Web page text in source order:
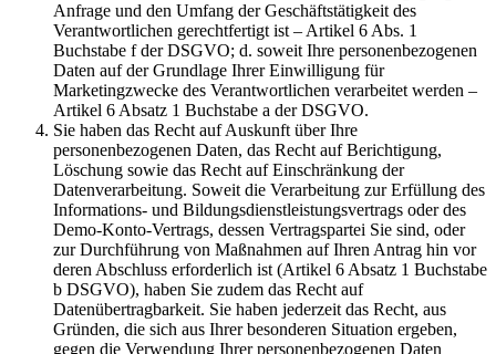
Anfrage und den Umfang der Geschäftstätigkeit des
Verantwortlichen gerechtfertigt ist – Artikel 6 Abs. 1
Buchstabe f der DSGVO; d. soweit Ihre personenbezogenen
Daten auf der Grundlage Ihrer Einwilligung für
Marketingzwecke des Verantwortlichen verarbeitet werden –
Artikel 6 Absatz 1 Buchstabe a der DSGVO.
Sie haben das Recht auf Auskunft über Ihre
personenbezogenen Daten, das Recht auf Berichtigung,
Löschung sowie das Recht auf Einschränkung der
Datenverarbeitung. Soweit die Verarbeitung zur Erfüllung des
Informations- und Bildungsdienstleistungsvertrags oder des
Demo-Konto-Vertrags, dessen Vertragspartei Sie sind, oder
zur Durchführung von Maßnahmen auf Ihren Antrag hin vor
deren Abschluss erforderlich ist (Artikel 6 Absatz 1 Buchstabe
b DSGVO), haben Sie zudem das Recht auf
Datenübertragbarkeit. Sie haben jederzeit das Recht, aus
Gründen, die sich aus Ihrer besonderen Situation ergeben,
gegen die Verwendung Ihrer personenbezogenen Daten